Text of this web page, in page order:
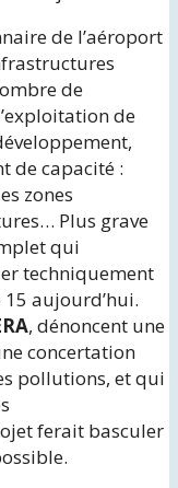
de l’aéroport
de
de
de capacité :
zones
Plus grave
qui
techniquement
aujourd’hui.
, dénoncent une
concertation
pollutions, et qui
ferait basculer